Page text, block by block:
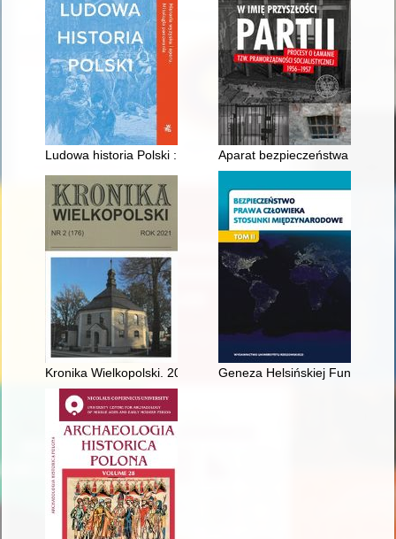
Ludowa historia Polski : historia wyzysku i oporu : mitologia
Aparat bezpieczeństwa wobec
Kronika Wielkopolski. 2021, nr 2Geneza Helsińskiej Fundacji